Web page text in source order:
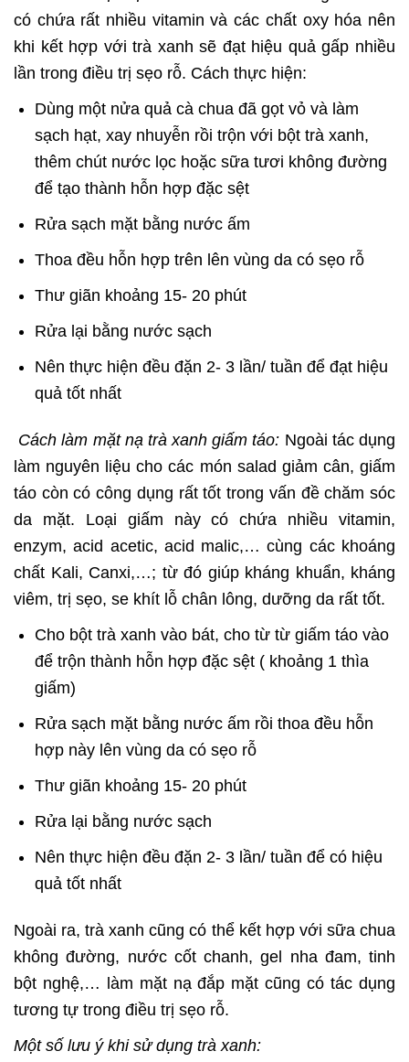
có chứa rất nhiều vitamin và các chất oxy hóa nên
khi kết hợp với trà xanh sẽ đạt hiệu quả gấp nhiều
lần trong điều trị sẹo rỗ. Cách thực hiện:
Dùng một nửa quả cà chua đã gọt vỏ và làm
sạch hạt, xay nhuyễn rồi trộn với bột trà xanh,
thêm chút nước lọc hoặc sữa tươi không đường
để tạo thành hỗn hợp đặc sệt
Rửa sạch mặt bằng nước ấm
Thoa đều hỗn hợp trên lên vùng da có sẹo rỗ
Thư giãn khoảng 15- 20 phút
Rửa lại bằng nước sạch
Nên thực hiện đều đặn 2- 3 lần/ tuần để đạt hiệu
quả tốt nhất
Cách làm mặt nạ trà xanh giấm táo: Ngoài tác dụng
làm nguyên liệu cho các món salad giảm cân, giấm
táo còn có công dụng rất tốt trong vấn đề chăm sóc
da mặt. Loại giấm này có chứa nhiều vitamin,
enzym, acid acetic, acid malic,… cùng các khoáng
chất Kali, Canxi,…; từ đó giúp kháng khuẩn, kháng
viêm, trị sẹo, se khít lỗ chân lông, dưỡng da rất tốt.
Cho bột trà xanh vào bát, cho từ từ giấm táo vào
để trộn thành hỗn hợp đặc sệt ( khoảng 1 thìa
giấm)
Rửa sạch mặt bằng nước ấm rồi thoa đều hỗn
hợp này lên vùng da có sẹo rỗ
Thư giãn khoảng 15- 20 phút
Rửa lại bằng nước sạch
Nên thực hiện đều đặn 2- 3 lần/ tuần để có hiệu
quả tốt nhất
Ngoài ra, trà xanh cũng có thể kết hợp với sữa chua
không đường, nước cốt chanh, gel nha đam, tinh
bột nghệ,… làm mặt nạ đắp mặt cũng có tác dụng
tương tự trong điều trị sẹo rỗ.
Một số lưu ý khi sử dụng trà xanh: